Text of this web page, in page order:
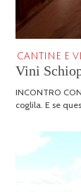
CANTINE E
Vini
INCONTRO
coglila. E se